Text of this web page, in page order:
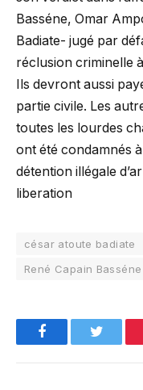
Basséne, Omar
Badiate- jugé par
réclusion criminelle
Ils devront aussi
partie civile. Les
toutes les lourdes
ont été condamnés
détention illégale
liberation
césar atoute badiate
René Capain Basséne
FacebookTwitter